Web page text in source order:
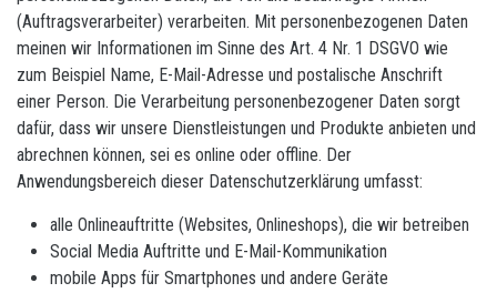
(Auftragsverarbeiter) verarbeiten. Mit personenbezogenen Daten
meinen wir Informationen im Sinne des Art. 4 Nr. 1 DSGVO wie
zum Beispiel Name, E-Mail-Adresse und postalische Anschrift
einer Person. Die Verarbeitung personenbezogener Daten sorgt
dafür, dass wir unsere Dienstleistungen und Produkte anbieten und
abrechnen können, sei es online oder offline. Der
Anwendungsbereich dieser Datenschutzerklärung umfasst:
alle Onlineauftritte (Websites, Onlineshops), die wir betreiben
Social Media Auftritte und E-Mail-Kommunikation
mobile Apps für Smartphones und andere Geräte